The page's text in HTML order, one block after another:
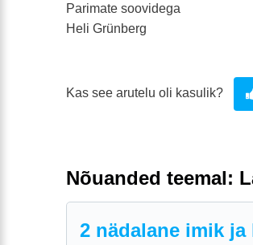
Parimate soovidega
Heli Grünberg
Kas see arutelu oli kasulik?
Nõuanded teemal:
2 nädalane imik ja